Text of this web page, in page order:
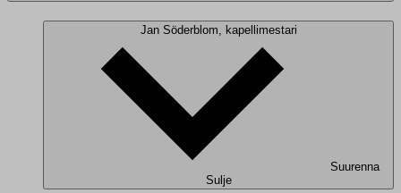
Jan Söderblom, kapellimestari
Suurenna
Sulje